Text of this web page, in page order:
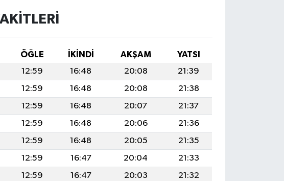
ÖĞLE İKINDI AKŞAM
YATSI
12:59 16:48 20:08
21:39
12:59 16:48 20:08
21:38
12:59 16:48 20:07
21:37
12:59 16:48 20:06
21:36
12:59 16:48 20:05
21:35
12:59 16:47 20:04
21:33
12:59 16:47 20:03
21:32